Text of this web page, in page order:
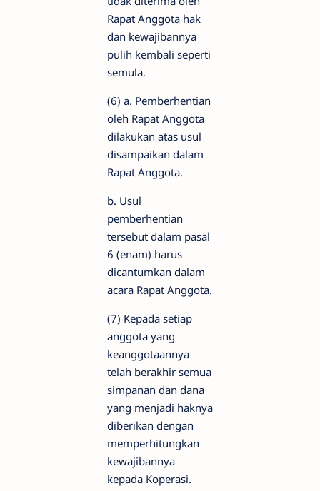
Rapat Anggota hak
dan kewajibannya
pulih kembali seperti
semula.
(6) a. Pemberhentian
oleh Rapat Anggota
dilakukan atas usul
disampaikan dalam
Rapat Anggota.
b. Usul
pemberhentian
tersebut dalam pasal
6 (enam) harus
dicantumkan dalam
acara Rapat Anggota.
(7) Kepada setiap
anggota yang
keanggotaannya
telah berakhir semua
simpanan dan dana
yang menjadi haknya
diberikan dengan
memperhitungkan
kewajibannya
kepada Koperasi.